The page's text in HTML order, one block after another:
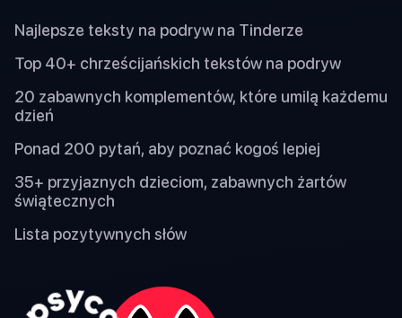
Najlepsze teksty na podryw na Tinderze
Top 40+ chrześcijańskich tekstów na podryw
20 zabawnych komplementów, które umilą każdemu
dzień
Ponad 200 pytań, aby poznać kogoś lepiej
35+ przyjaznych dzieciom, zabawnych żartów
świątecznych
Lista pozytywnych słów